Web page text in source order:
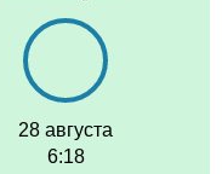
28 августа
6:18